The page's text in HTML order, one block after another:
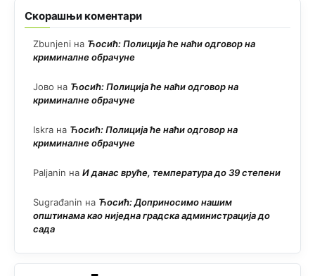
Скорашњи коментари
Zbunjeni на Ћосић: Полиција ће наћи одговор на
криминалне обрачуне
Јово на Ћосић: Полиција ће наћи одговор на
криминалне обрачуне
Iskra на Ћосић: Полиција ће наћи одговор на
криминалне обрачуне
Paljanin на И данас вруће, температура до 39 степени
Sugrađanin на Ћосић: Доприносимо нашим
општинама као ниједна градска администрација до
сада